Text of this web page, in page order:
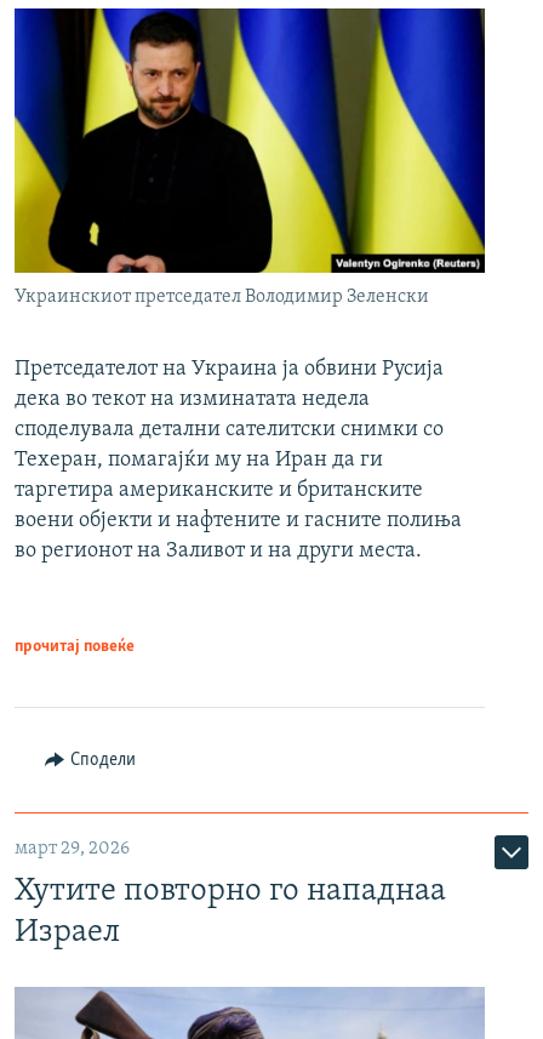
Украинскиот претседател Володимир Зеленски
Претседателот на Украина ја обвини Русија
дека во текот на изминатата недела
споделувала детални сателитски снимки со
Техеран, помагајќи му на Иран да ги
таргетира американските и британските
воени објекти и нафтените и гасните полиња
во регионот на Заливот и на други места.
прочитај повеќе
Сподели
март 29, 2026
Хутите повторно го нападнаа
Израел